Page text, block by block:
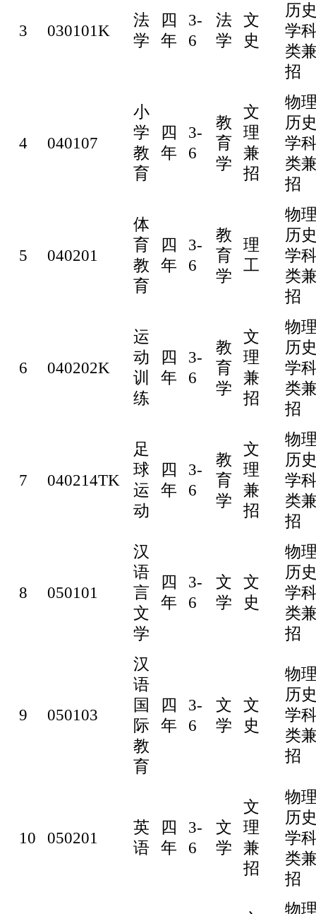
3 030101K
法
学
四
年
3-
6
法
学
文
史
历
学
类
招
4 040107
小
学
教
育
四
年
3-
6
教
育
学
文
理
兼
招
物
历
学
类
招
5 040201
体
育
教
育
四
年
3-
6
教
育
学
理
工
物
历
学
类
招
6 040202K
运
动
训
练
四
年
3-
6
教
育
学
文
理
兼
招
物
历
学
类
招
7 040214TK
足
球
运
动
四
年
3-
6
教
育
学
文
理
兼
招
物
历
学
类
招
8 050101
汉
语
言
文
学
四
年
3-
6
文
学
文
史
物
历
学
类
招
9 050103
汉
语
国
际
教
育
四
年
3-
6
文
学
文
史
物
历
学
类
招
10 050201
英
语
四
年
3-
6
文
学
文
理
兼
招
物
历
学
类
招
物